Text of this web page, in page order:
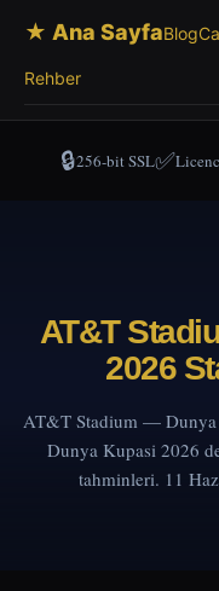
★ Ana SayfaBlog
Rehber
🔒256-bit SSL✅
AT&T
2026
AT&T Stadium —
Dunya Kupasi 2026
tahminleri. 11